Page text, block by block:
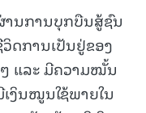
ານການບຸກບືນສູ້ຊົນ
ດການເປັນຢູ່ຂອງ
ແລະ ມີຄວາມໝັ້ນ
ງິນໝູນໃຊ້ພາຍໃນ